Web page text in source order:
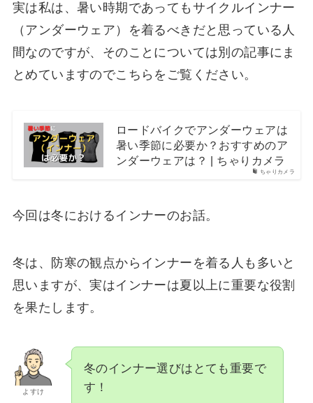
実は私は、暑い時期であってもサイクルインナー
（アンダーウェア）を着るべきだと思っている人
間なのですが、そのことについては別の記事にま
とめていますのでこちらをご覧ください。
ちゃりカメラ
ロードバイクでアンダーウェアは
暑い季節に必要か？おすすめのア
ンダーウェアは？ | ちゃりカメラ
今回は冬におけるインナーのお話。
冬は、防寒の観点からインナーを着る人も多いと
思いますが、実はインナーは夏以上に重要な役割
を果たします。
よすけ
冬のインナー選びはとても重要で
す！